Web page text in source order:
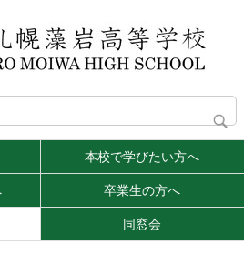
本校で学びたい方へ
卒業生の方へ
同窓会